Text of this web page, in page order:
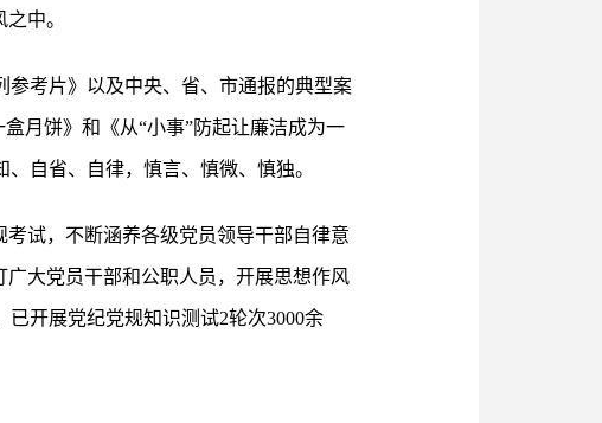
中。
参考片》以及中央、省、市通报的典型案
月饼》和《从“小事”防起让廉洁成为一
自省、自律，慎言、慎微、慎独。
试，不断涵养各级党员领导干部自律意
大党员干部和公职人员，开展思想作风
开展党纪党规知识测试2轮次3000余